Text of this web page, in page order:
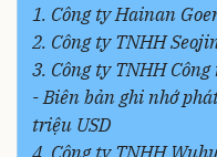
1. Công ty Hainan
2. Công ty TNHH
3. Công ty TNHH
- Biên bản ghi nhớ
triệu USD